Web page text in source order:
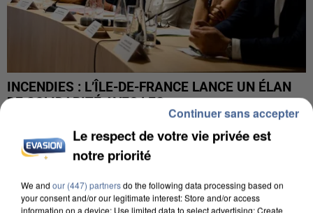
INCENDIES : L’ÎLE-DE-FRANCE LANCE UN ÉLAN
DE SOLIDARITÉ AVEC LES...
Le respect de votre vie privée est
notre priorité
We and our (447) partnersdo the following data processing based on
your consent and/or our legitimate interest: Store and/or access
information on a device; Use limited data to select advertising; Create
Continuer sans accepter